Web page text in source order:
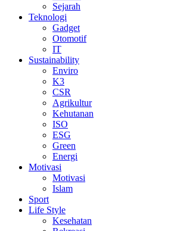
Sejarah
Teknologi
Gadget
Otomotif
IT
Sustainability
Enviro
K3
CSR
Agrikultur
Kehutanan
ISO
ESG
Green
Energi
Motivasi
Motivasi
Islam
Sport
Life Style
Kesehatan